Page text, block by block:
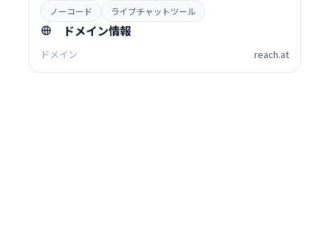
ノーコード ライブチャットツール
ドメイン情報
ドメイン reach.at